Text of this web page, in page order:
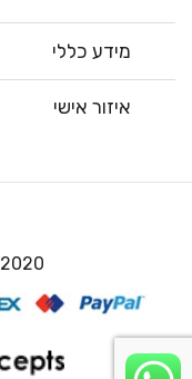
מידע כללי
איזור אישי
2020 © כל הזכויות שמורות